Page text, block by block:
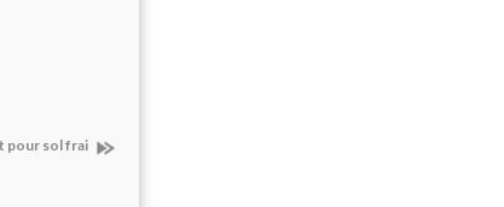
pour sol frai